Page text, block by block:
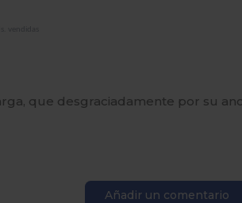
que desgraciadamente por su
Añadir un comentario